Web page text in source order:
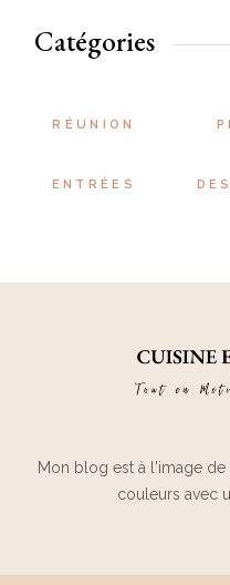
Catégories
RÉUNION
ENTRÉES
Mon blog est à l'image
couleurs avec